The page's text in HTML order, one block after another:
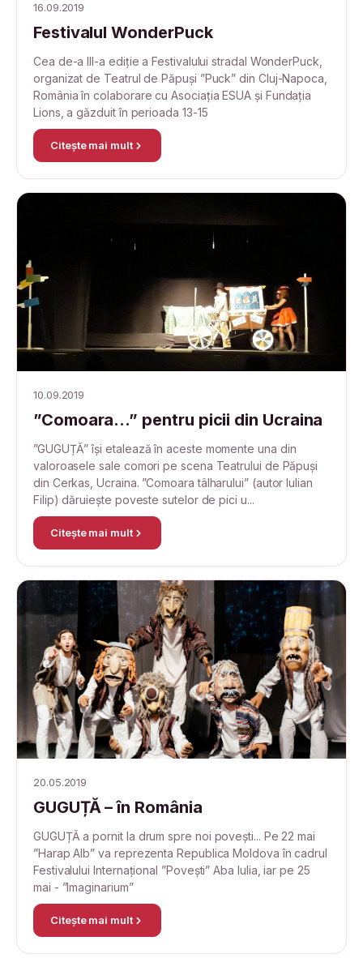
16.09.2019
Festivalul WonderPuck
Cea de-a III-a ediție a Festivalului stradal WonderPuck,
organizat de Teatrul de Păpuși ”Puck” din Cluj-Napoca,
România în colaborare cu Asociația ESUA și Fundația
Lions, a găzduit în perioada 13-15
Citește mai mult
10.09.2019
”Comoara…” pentru picii din Ucraina
”GUGUȚĂ” își etalează în aceste momente una din
valoroasele sale comori pe scena Teatrului de Păpuși
din Cerkas, Ucraina. ”Comoara tâlharului” (autor Iulian
Filip) dăruiește poveste sutelor de pici u...
Citește mai mult
20.05.2019
GUGUȚĂ – în România
GUGUȚĂ a pornit la drum spre noi povești... Pe 22 mai
”Harap Alb” va reprezenta Republica Moldova în cadrul
Festivalului Internațional ”Povești” Aba Iulia, iar pe 25
mai - ”Imaginarium”
Citește mai mult